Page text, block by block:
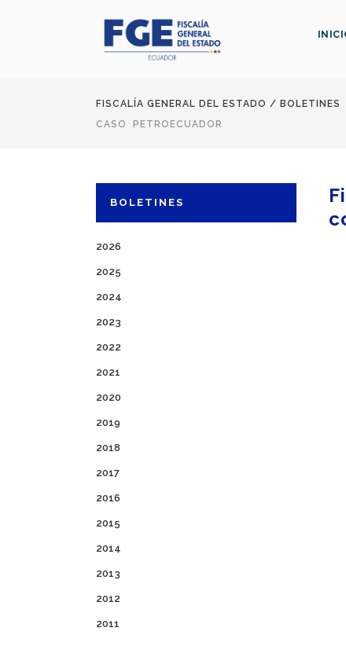
FISCALÍA GENERAL DEL ESTADO / BOLETINES
CASO PETROECUADOR
BOLETINES
2026
2025
2024
2023
2022
2021
2020
2019
2018
2017
2016
2015
2014
2013
2012
2011